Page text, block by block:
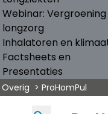
Webinar: Vergroening
longzorg
Inhalatoren en
Factsheets en
Presentaties
Overig ProHomPul